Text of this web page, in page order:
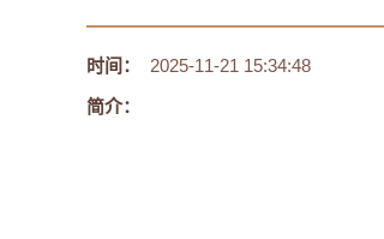
时间：
2025-11-21 15:34:48
简介：